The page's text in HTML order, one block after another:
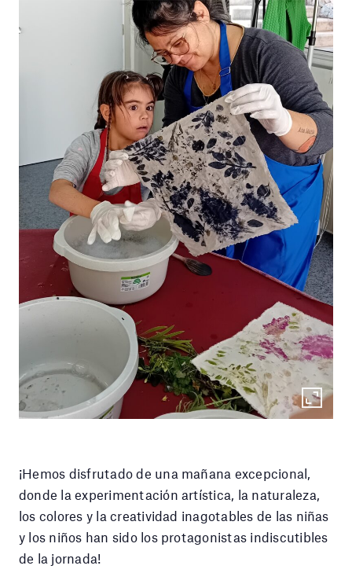
¡Hemos disfrutado de una mañana excepcional,
donde la experimentación artística, la naturaleza,
los colores y la creatividad inagotables de las niñas
y los niños han sido los protagonistas indiscutibles
de la jornada!